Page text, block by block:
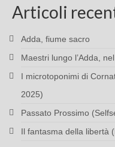
Articoli
Adda, fiume sacro
Maestri lungo l’Adda,
I microtoponimi di
2025)
Passato Prossimo
Il fantasma della libertà